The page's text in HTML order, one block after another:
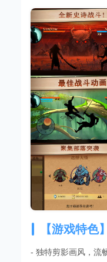
【游戏特色】
- 独特剪影画风，流